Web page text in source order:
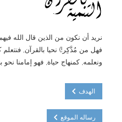
نريد أن نكون من الذين قال الله
فهل من مُدَّكِر!) نحيا بالقرآن,
ونعلمه, كمنهاج حياة, فهو إمامنا نحو
الهدف
رساله الموقع